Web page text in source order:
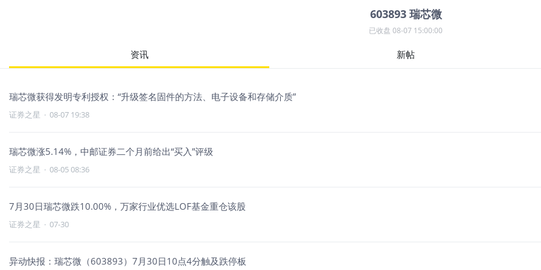
603893 瑞芯微
已收盘 08-07 15:00:00
资讯 新帖
瑞芯微获得发明专利授权：“升级签名固件的方法、电子设备和存储介质”
证券之星 · 08-07 19:38
瑞芯微涨5.14%，中邮证券二个月前给出“买入”评级
证券之星 · 08-05 08:36
7月30日瑞芯微跌10.00%，万家行业优选LOF基金重仓该股
证券之星 · 07-30
异动快报：瑞芯微（603893）7月30日10点4分触及跌停板